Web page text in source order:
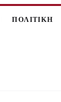
ΠΟΛΙΤΙΚΗ